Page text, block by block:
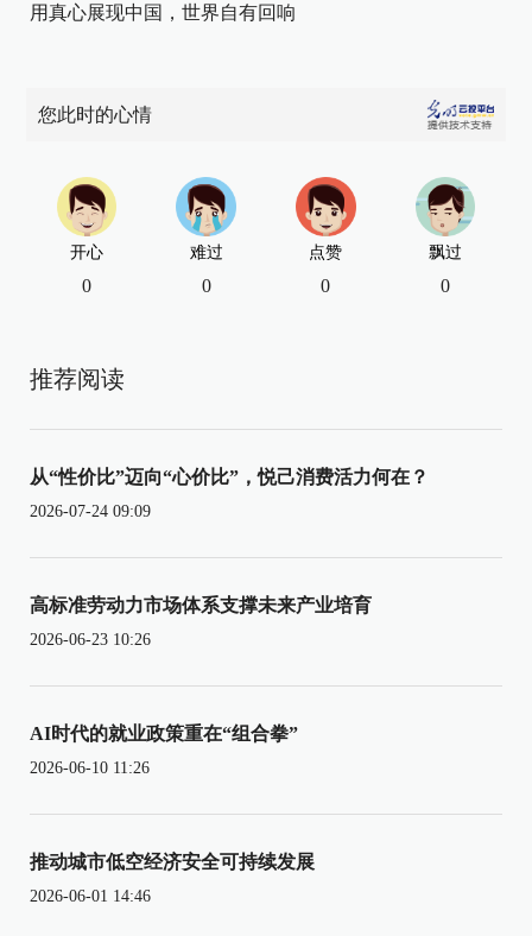
用真心展现中国，世界自有回响
您此时的心情
开心
0
难过
0
点赞
0
飘过
0
推荐阅读
从“性价比”迈向“心价比”，悦己消费活力何在？
2026-07-24 09:09
高标准劳动力市场体系支撑未来产业培育
2026-06-23 10:26
AI时代的就业政策重在“组合拳”
2026-06-10 11:26
推动城市低空经济安全可持续发展
2026-06-01 14:46